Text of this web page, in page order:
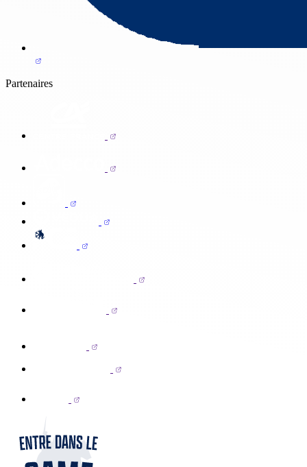
Partenaires